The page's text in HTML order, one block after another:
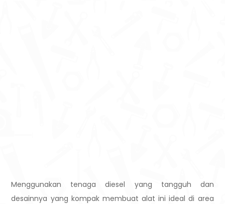
Menggunakan tenaga diesel yang tangguh dan
desainnya yang kompak membuat alat ini ideal di area